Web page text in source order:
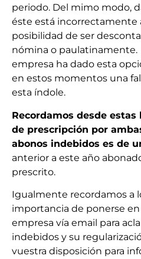
periodo. Del mimo modo,
éste está incorrectamente
posibilidad de ser
nómina o paulatinamente.
empresa ha dado esta
en estos momentos una
esta índole.
Recordamos desde
de prescripción por
abonos indebidos es de
anterior a este año
prescrito.
Igualmente recordamos a
importancia de ponerse
empresa vía email para
indebidos y su
vuestra disposición para